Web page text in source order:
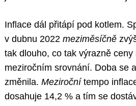
Inflace dál přitápí pod kotlem.
v dubnu 2022 meziměsíčně
tak dlouho, co tak výrazně ceny
meziročním srovnání. Doba se
změnila. Meziročnítempo
dosahuje 14,2 % a tím se